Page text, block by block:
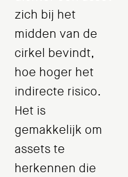
zich bij het
midden van de
cirkel bevindt,
hoe hoger het
indirecte risico.
Het is
gemakkelijk om
assets te
herkennen die